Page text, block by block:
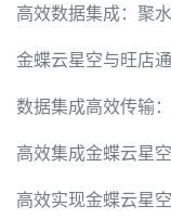
高效数据集成：聚
金蝶云星空与旺店
数据集成高效传输
高效集成金蝶云星
高效实现金蝶云星